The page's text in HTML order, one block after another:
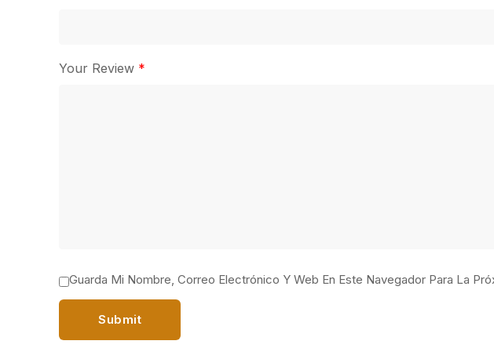
Your Review *
Guarda Mi Nombre, Correo Electrónico Y Web En Este Navegador Para La